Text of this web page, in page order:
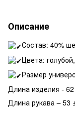
Описание
Состав: 40%
Цвета:
Размер
Длина изделия -
Длина рукава – 53